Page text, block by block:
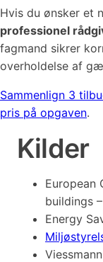
Hvis du ønsker et
professionel
fagmand sikrer
overholdelse af
Sammenlign 3
pris på opgaven.
Kilder
European
buildings
Energy